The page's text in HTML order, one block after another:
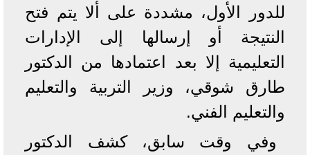
للدور الأول، مشددة على ألا يتم فتح
النتيجة أو إرسالها إلى الإدارات
التعليمية إلا بعد اعتمادها من الدكتور
طارق شوقي، وزير التربية والتعليم
والتعليم الفني.
وفي وقت سابق، كشف الدكتور